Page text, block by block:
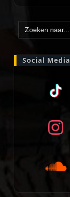
Zoek
naar:
Social Media